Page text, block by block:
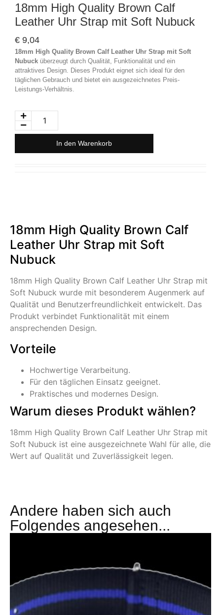
18mm High Quality Brown Calf
Leather Uhr Strap mit Soft Nubuck
€ 9,04
18mm High Quality Brown Calf Leather Uhr Strap mit Soft
Nubuck überzeugt durch Qualität, Funktionalität und ein
attraktives Design. Dieses Produkt eignet sich ideal für den
täglichen Gebrauch und bietet ein ausgezeichnetes Preis-
Leistungs-Verhältnis.
In den Warenkorb
18mm High Quality Brown Calf
Leather Uhr Strap mit Soft
Nubuck
18mm High Quality Brown Calf Leather Uhr Strap mit
Soft Nubuck wurde mit besonderem Augenmerk auf
Qualität und Benutzerfreundlichkeit entwickelt. Das
Produkt verbindet Funktionalität mit einem
ansprechenden Design.
Vorteile
Hochwertige Verarbeitung.
Für den täglichen Einsatz geeignet.
Praktisches und modernes Design.
Warum dieses Produkt wählen?
18mm High Quality Brown Calf Leather Uhr Strap mit
Soft Nubuck ist eine ausgezeichnete Wahl für alle, die
Wert auf Qualität und Zuverlässigkeit legen.
Andere haben sich auch
Folgendes angesehen...